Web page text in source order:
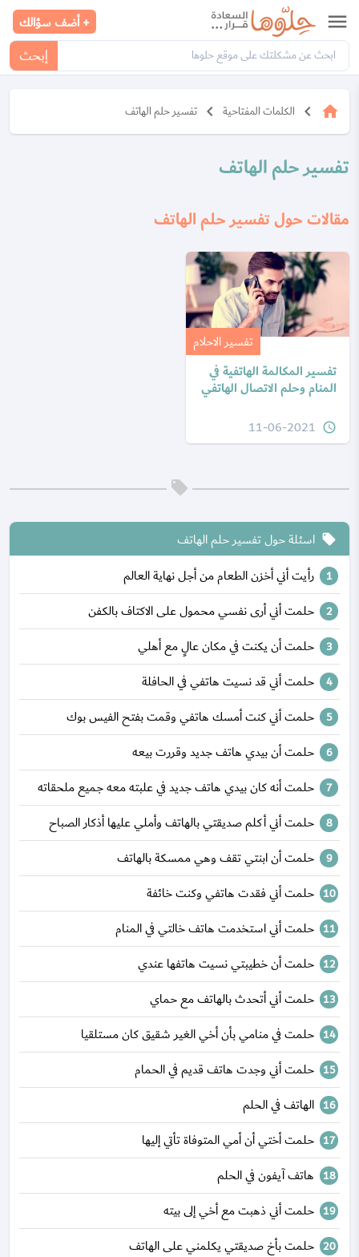
menu
إبحث
+ أضف سؤالك
home
keyboard_arrow_left الكلمات المفتاحية keyboard_arrow_left تفسير حلم الهاتف
تفسير حلم الهاتف
مقالات حول تفسير حلم الهاتف
تفسير الاحلام
تفسير المكالمة الهاتفية في
المنام وحلم الاتصال الهاتفي
query_builder
11-06-2021
local_offer اسئلة حول تفسير حلم الهاتف
رأيت أني أخزن الطعام من أجل نهاية العالم
حلمت أني أرى نفسي محمول على الاكتاف بالكفن
حلمت أن يكنت في مكان عالٍ مع أهلي
حلمت أني قد نسيت هاتفي في الحافلة
حلمت أني كنت أمسك هاتفي وقمت بفتح الفيس بوك
حلمت أن بيدي هاتف جديد وقررت بيعه
حلمت أنه كان بيدي هاتف جديد في علبته معه جميع ملحقاته
حلمت أني أكلم صديقتي بالهاتف وأملي عليها أذكار الصباح
حلمت أن ابنتي تقف وهي ممسكة بالهاتف
حلمت أني فقدت هاتفي وكنت خائفة
حلمت أني استخدمت هاتف خالتي في المنام
حلمت أن خطيبتي نسيت هاتفها عندي
حلمت أني أتحدث بالهاتف مع حماي
حلمت في منامي بأن أخي الغير شقيق كان مستلقيا
حلمت أني وجدت هاتف قديم في الحمام
الهاتف في الحلم
حلمت أختي أن أمي المتوفاة تأتي إليها
هاتف آيفون في الحلم
حلمت أني ذهبت مع أخي إلى بيته
حلمت بأخ صديقتي يكلمني على الهاتف